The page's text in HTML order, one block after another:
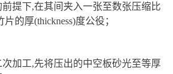
下,在其间夹入一张至数张压缩比
的厚(thickness)度公役；
工,先将压出的中空板砂光至等厚